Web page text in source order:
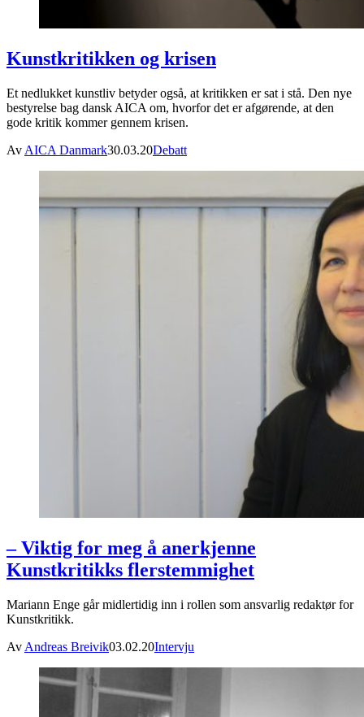
Kunstkritikken og krisen
Et nedlukket kunstliv betyder også, at kritikken er sat i stå. Den nye
bestyrelse bag dansk AICA om, hvorfor det er afgørende, at den
gode kritik kommer gennem krisen.
Av AICA Danmark30.03.20Debatt
– Viktig for meg å anerkjenne
Kunstkritikks flerstemmighet
Mariann Enge går midlertidig inn i rollen som ansvarlig redaktør for
Kunstkritikk.
Av Andreas Breivik03.02.20Intervju